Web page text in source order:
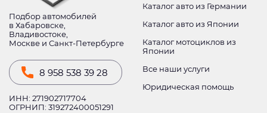
Подбор автомобилей
в Хабаровске,
Владивостоке,
Москве и Санкт-Петербурге
8 958 538 39 28
ИНН: 271902717704
ОГРНИП: 319272400051291
Каталог авто из Германии
Каталог авто из Японии
Каталог мотоциклов из
Японии
Все наши услуги
Юридическая помощь